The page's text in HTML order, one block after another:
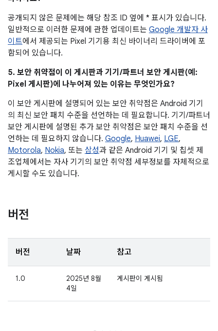
공개되지 않은 문제에는 해당 참조 ID 옆에 * 표시가 있습니다.
일반적으로 이러한 문제에 관한 업데이트는 Google 개발자 사
이트에서 제공되는 Pixel 기기용 최신 바이너리 드라이버에 포
함되어 있습니다.
5. 보안 취약점이 이 게시판과 기기/파트너 보안 게시판(예:
Pixel 게시판)에 나누어져 있는 이유는 무엇인가요?
이 보안 게시판에 설명되어 있는 보안 취약점은 Android 기기
의 최신 보안 패치 수준을 선언하는 데 필요합니다. 기기/파트너
보안 게시판에 설명된 추가 보안 취약점은 보안 패치 수준을 선
언하는 데 필요하지 않습니다. Google, Huawei, LGE,
Motorola, Nokia, 또는 삼성과 같은 Android 기기 및 칩셋 제
조업체에서는 자사 기기의 보안 취약점 세부정보를 자체적으로
게시할 수도 있습니다.
버전
버전 날짜 참고
1.0
2025년 8월
4일
게시판이 게시됨